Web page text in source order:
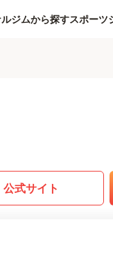
ジムから探すスポーツ
公式サイト